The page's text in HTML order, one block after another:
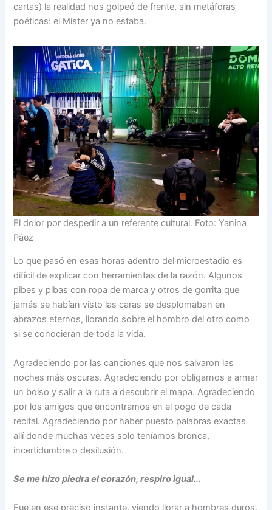
cartas) la realidad nos golpeó de frente, sin metáforas
poéticas: el Mister ya no estaba.
El dolor por despedir a un referente cultural. Foto: Yanina
Páez
Lo que pasó en esas horas adentro del microestadio es
difícil de explicar con herramientas de la razón. Algunos
pibes y pibas con ropa de marca y otros de gorrita que
jamás se habían visto las caras se desplomaban en
abrazos eternos, llorando sobre el hombro del otro como
si se conocieran de toda la vida.
Agradeciendo por las canciones que nos salvaron las
noches más oscuras. Agradeciendo por obligarnos a armar
un bolso y salir a la ruta a descubrir el mapa. Agradeciendo
por los amigos que encontramos en el pogo de cada
recital. Agradeciendo por haber puesto palabras exactas
allí donde muchas veces solo teníamos bronca,
incertidumbre o desilusión.
Se me hizo piedra el corazón, respiro igual…
Fue en ese preciso instante, viendo llorar a hombres duros,